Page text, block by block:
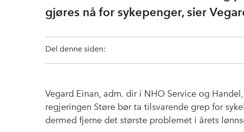
gjøres nå for sykepenger, sier
Del denne siden:
Vegard Einan, adm. dir i NHO Service og
regjeringen Støre bør ta tilsvarende grep for
dermed fjerne det største problemet i årets